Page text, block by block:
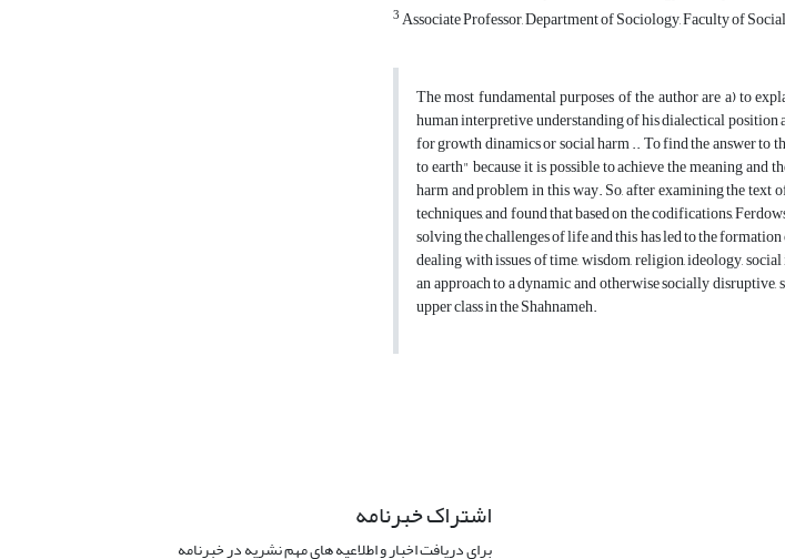
3Associate Professor, Department of Sociology, Faculty of
The most fundamental purposes of the author are a) to
human interpretive understanding of his dialectical position
for growth dinamics or social harm .. To find the answer to
to earth" because it is possible to achieve the meaning
harm and problem in this way. So, after examining the text
techniques, and found that based on the codifications,
solving the challenges of life and this has led to the
dealing with issues of time, wisdom, religion, ideology,
an approach to a dynamic and otherwise socially
upper class in the Shahnameh.
اشتراک خبرنامه
برای دریافت اخبار و اطلاعیه های مهم نشریه در خبرنامه